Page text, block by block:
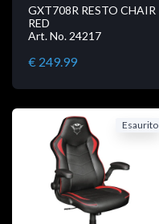
GXT708R RESTO CHAIR
RED
Art. No. 24217
€ 249.99
Esaurito